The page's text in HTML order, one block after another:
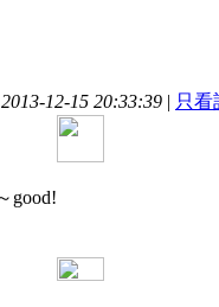
12-15 20:33:39 | 只看
good!